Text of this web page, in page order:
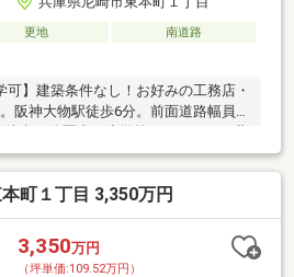
更地
南道路
】建築条件なし！お好みの工務店・
阪神大物駅徒歩6分。前面道路幅員約
町１丁目 3,350万円
3,350万円
（坪単価:109.52万円）